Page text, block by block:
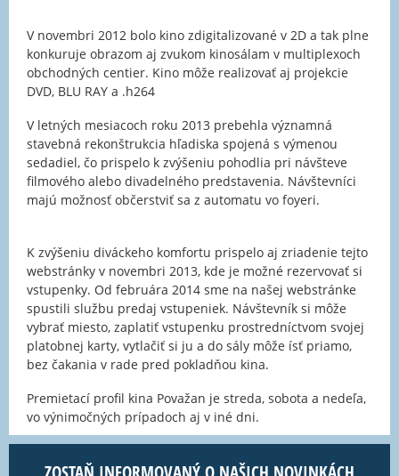
V novembri 2012 bolo kino zdigitalizované v 2D a tak plne
konkuruje obrazom aj zvukom kinosálam v multiplexoch
obchodných centier. Kino môže realizovať aj projekcie
DVD, BLU RAY a .h264
V letných mesiacoch roku 2013 prebehla významná
stavebná rekonštrukcia hľadiska spojená s výmenou
sedadiel, čo prispelo k zvýšeniu pohodlia pri návšteve
filmového alebo divadelného predstavenia. Návštevníci
majú možnosť občerstviť sa z automatu vo foyeri.
K zvýšeniu diváckeho komfortu prispelo aj zriadenie tejto
webstránky v novembri 2013, kde je možné rezervovať si
vstupenky. Od februára 2014 sme na našej webstránke
spustili službu predaj vstupeniek. Návštevník si môže
vybrať miesto, zaplatiť vstupenku prostredníctvom svojej
platobnej karty, vytlačiť si ju a do sály môže ísť priamo,
bez čakania v rade pred pokladňou kina.
Premietací profil kina Považan je streda, sobota a nedeľa,
vo výnimočných prípadoch aj v iné dni.